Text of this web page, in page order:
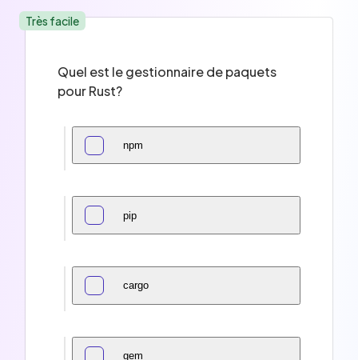
Très facile
Quel est le gestionnaire de paquets
pour Rust?
npm
pip
cargo
gem